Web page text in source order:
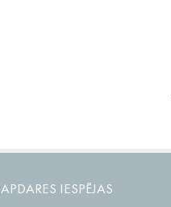
APDARES IESPĒJAS